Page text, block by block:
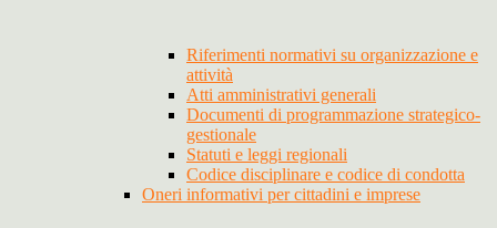
Riferimenti normativi su organizzazione e
attività
Atti amministrativi generali
Documenti di programmazione strategico-
gestionale
Statuti e leggi regionali
Codice disciplinare e codice di condotta
Oneri informativi per cittadini e imprese